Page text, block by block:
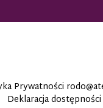
Prywatności
Deklaracja dostępności